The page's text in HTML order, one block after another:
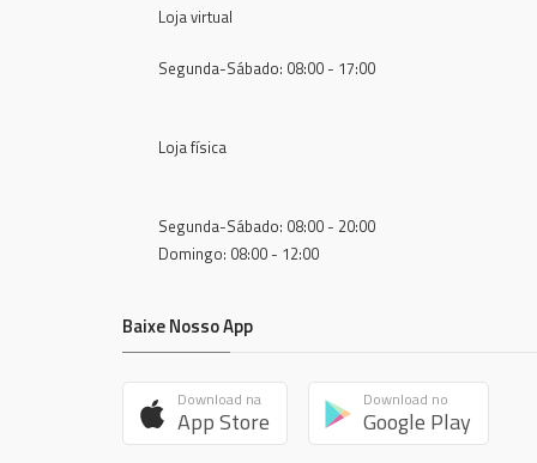
Niely Gold
Nivea
Nutriex
Phisalia
Physalis
Procter & Gambl
Reckitt Colman
Red Aplle
Loja virtual
Segunda-Sábado: 08:00 - 17:00
Loja física
Segunda-Sábado: 08:00 - 20:00
Domingo: 08:00 - 12:00
Baixe Nosso App
Download na
App Store
Download no
Google Play